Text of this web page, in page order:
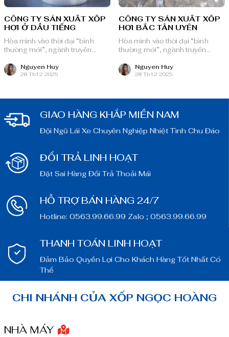
CÔNG TY SẢN XUẤT XỐP
HƠI Ở DẦU TIẾNG
Hòa mình vào thời đại “bình
thường mới”, ngành truyền
nguồn lực dồi dào và chiến lược
bài bản, sẵn sàng ghi danh trên
Nguyen Huy
28 Th12 2025
CÔNG TY SẢN XUẤT XỐP
HƠI BẮC TÂN UYÊN
Hòa mình vào thời đại “bình
thường mới”, ngành truyền
nguồn lực dồi dào và chiến lược
bài bản, sẵn sàng ghi danh trên
Nguyen Huy
28 Th12 2025
GIAO HÀNG KHẮP MIỀN NAM
Đội Ngũ Lái Xe Chuyên Nghiệp Nhiệt Tình Chu Đáo
ĐỔI TRẢ LINH HOẠT
Đặt Sai Hàng Đổi Trả Thoải Mái
HỖ TRỢ BÁN HÀNG 24/7
Hotline: 0563.99.66.99 Zalo ; 0563.99.66.99
THANH TOÁN LINH HOẠT
Đảm Bảo Quyền Lợi Cho Khách Hàng Tốt Nhất Có
Thể
CHI NHÁNH CỦA XỐP NGỌC HOÀNG
NHÀ MÁY